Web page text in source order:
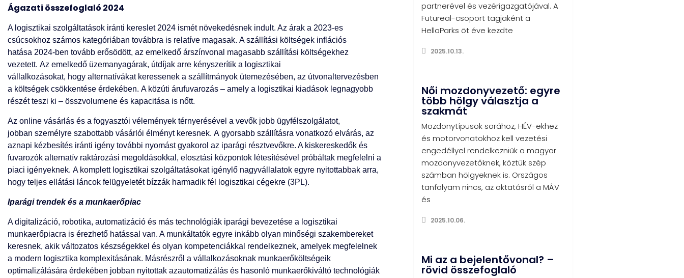
Ágazati összefoglaló 2024
A logisztikai szolgáltatások iránti kereslet 2024 ismét növekedésnek indult. Az árak a 2023-es
csúcsokhoz számos kategóriában továbbra is relatíve magasak. A szállítási költségek inflációs
hatása 2024-ben tovább erősödött, az emelkedő árszínvonal magasabb szállítási költségekhez
vezetett. Az emelkedő üzemanyagárak, útdíjak arre kényszerítik a logisztikai
vállalkozásokat, hogy alternatívákat keressenek a szállítmányok ütemezésében, az útvonaltervezésben
a költségek csökkentése érdekében. A közúti árufuvarozás – amely a logisztikai kiadások legnagyobb
részét teszi ki – összvolumene és kapacitása is nőtt.
Az online vásárlás és a fogyasztói vélemények térnyerésével a vevők jobb ügyfélszolgálatot,
jobban személyre szabottabb vásárlói élményt keresnek. A gyorsabb szállításra vonatkozó elvárás, az
aznapi kézbesítés iránti igény további nyomást gyakorol az iparági résztvevőkre. A kiskereskedők és
fuvarozók alternatív raktározási megoldásokkal, elosztási központok létesítésével próbáltak megfelelni a
piaci igényeknek. A komplett logisztikai szolgáltatásokat igénylő nagyvállalatok egyre nyitottabbak arra,
hogy teljes ellátási láncok felügyeletét bízzák harmadik fél logisztikai cégekre (3PL).
Iparági trendek és a munkaerőpiac
A digitalizáció, robotika, automatizáció és más technológiák iparági bevezetése a logisztikai
munkaerőpiacra is érezhető hatással van. A munkáltatók egyre inkább olyan minőségi szakembereket
keresnek, akik változatos készségekkel és olyan kompetenciákkal rendelkeznek, amelyek megfelelnek
a modern logisztika komplexitásának. Másrészről a vállalkozásoknak munkaerőköltségeik
optimalizálására érdekében jobban nyitottak azautomatizálás és hasonló munkaerőkiváltó technológiák
partnerével és vezérigazgatójával. A
Futureal-csoport tagjaként a
HelloParks öt éve kezdte
2025.10.13.
Női mozdonyvezető: egyre
több hölgy választja a
szakmát
Mozdonytípusok sorához, HÉV-ekhez
és motorvonatokhoz kell vezetési
engedéllyel rendelkezniük a magyar
mozdonyvezetőknek, köztük szép
számban hölgyeknek is. Országos
tanfolyam nincs, az oktatásról a MÁV
és
2025.10.06.
Mi az a bejelentővonal? –
rövid összefoglaló